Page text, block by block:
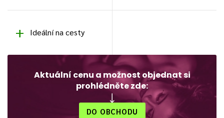
Ideální na cesty
Aktuální cenu a možnost objednat si
prohlédněte zde:
DO OBCHODU